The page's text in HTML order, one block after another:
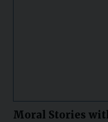
Moral Stories